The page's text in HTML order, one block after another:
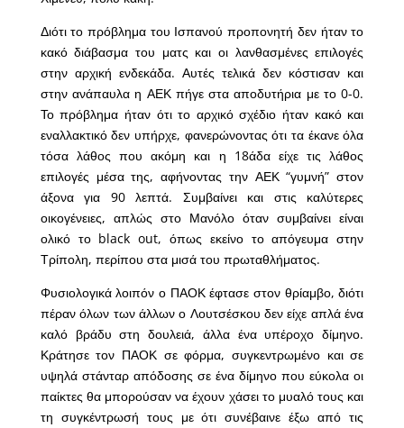
Διότι το πρόβλημα του Ισπανού προπονητή δεν ήταν το
κακό διάβασμα του ματς και οι λανθασμένες επιλογές
στην αρχική ενδεκάδα. Αυτές τελικά δεν κόστισαν και
στην ανάπαυλα η ΑΕΚ πήγε στα αποδυτήρια με το 0-0.
Το πρόβλημα ήταν ότι το αρχικό σχέδιο ήταν κακό και
εναλλακτικό δεν υπήρχε, φανερώνοντας ότι τα έκανε όλα
τόσα λάθος που ακόμη και η 18άδα είχε τις λάθος
επιλογές μέσα της, αφήνοντας την ΑΕΚ “γυμνή” στον
άξονα για 90 λεπτά. Συμβαίνει και στις καλύτερες
οικογένειες, απλώς στο Μανόλο όταν συμβαίνει είναι
ολικό το black out, όπως εκείνο το απόγευμα στην
Τρίπολη, περίπου στα μισά του πρωταθλήματος.
Φυσιολογικά λοιπόν ο ΠΑΟΚ έφτασε στον θρίαμβο, διότι
πέραν όλων των άλλων ο Λουτσέσκου δεν είχε απλά ένα
καλό βράδυ στη δουλειά, άλλα ένα υπέροχο δίμηνο.
Κράτησε τον ΠΑΟΚ σε φόρμα, συγκεντρωμένο και σε
υψηλά στάνταρ απόδοσης σε ένα δίμηνο που εύκολα οι
παίκτες θα μπορούσαν να έχουν χάσει το μυαλό τους και
τη συγκέντρωσή τους με ότι συνέβαινε έξω από τις